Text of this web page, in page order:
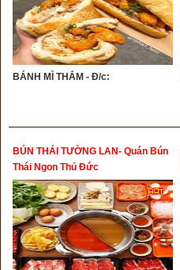
BÁNH MÌ THẮM - Đ/c:
BÚN THÁI TƯỜNG LAN- Quán Bún
Thái Ngon Thủ Đức